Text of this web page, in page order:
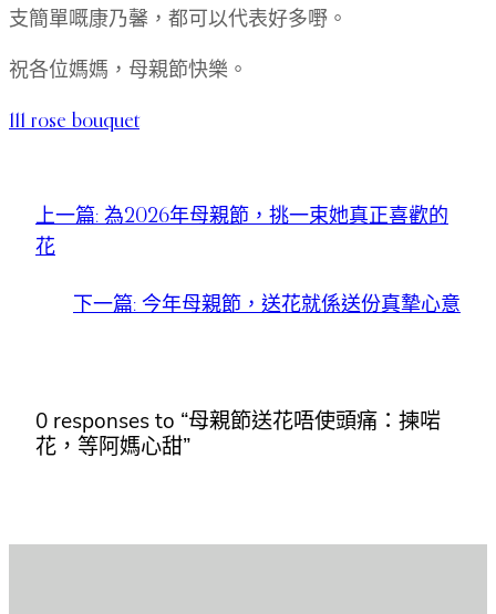
支簡單嘅康乃馨，都可以代表好多嘢。
祝各位媽媽，母親節快樂。
111 rose bouquet
上一篇: 為2026年母親節，挑一束她真正喜歡的
花
下一篇: 今年母親節，送花就係送份真摯心意
0 responses to “母親節送花唔使頭痛：揀啱
花，等阿媽心甜”